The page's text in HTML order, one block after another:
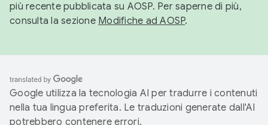
più recente pubblicata su AOSP. Per saperne di più,
consulta la sezione Modifiche ad AOSP.
Google utilizza la tecnologia AI per tradurre i contenuti
nella tua lingua preferita. Le traduzioni generate dall'AI
potrebbero contenere errori.